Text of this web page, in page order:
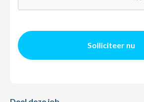
Solliciteer nu